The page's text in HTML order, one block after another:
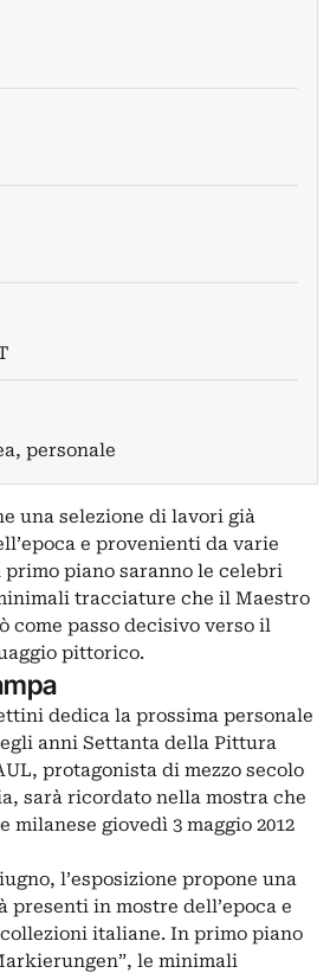
personale
una selezione di lavori già
e provenienti da varie
piano saranno le celebri
tracciature che il Maestro
come passo decisivo verso il
pittorico.
dedica la prossima personale
anni Settanta della Pittura
protagonista di mezzo secolo
sarà ricordato nella mostra che
milanese giovedì 3 maggio 2012
l’esposizione propone una
presenti in mostre dell’epoca e
italiane. In primo piano
le minimali